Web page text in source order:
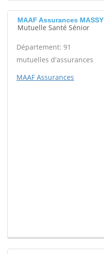
MAAF Assurances MASSY
Mutuelle Santé Sénior
Département: 91
mutuelles d'assurances
MAAF Assurances